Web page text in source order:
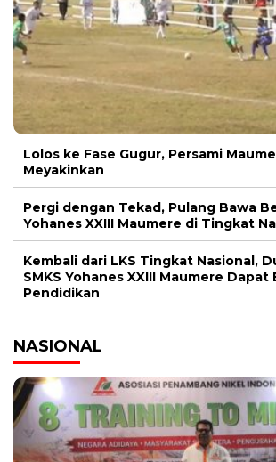
Lolos ke Fase Gugur, Persami
Meyakinkan
Pergi dengan Tekad, Pulang Bawa
Yohanes XXIII Maumere di Tingkat
Kembali dari LKS Tingkat Nasional,
SMKS Yohanes XXIII Maumere Dapat
Pendidikan
NASIONAL